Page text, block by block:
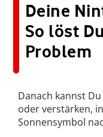
Deine
So löst
Problem
Danach kannst
oder verstärken,
Sonnensymbol